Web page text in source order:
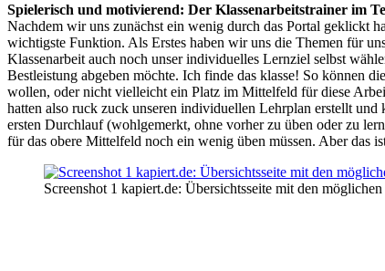
Spielerisch und motivierend: Der Klassenarbeitstrainer im
Nachdem wir uns zunächst ein wenig durch das Portal geklickt
wichtigste Funktion. Als Erstes haben wir uns die Themen für
Klassenarbeit auch noch unser individuelles Lernziel selbst
Bestleistung abgeben möchte. Ich finde das klasse! So können
wollen, oder nicht vielleicht ein Platz im Mittelfeld für diese
hatten also ruck zuck unseren individuellen Lehrplan erstellt
ersten Durchlauf (wohlgemerkt, ohne vorher zu üben oder zu
für das obere Mittelfeld noch ein wenig üben müssen. Aber das
Screenshot 1 kapiert.de: Übersichtsseite mit den